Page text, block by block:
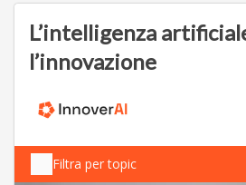
L’intelligenza
l’innovazione
Filtra per topic